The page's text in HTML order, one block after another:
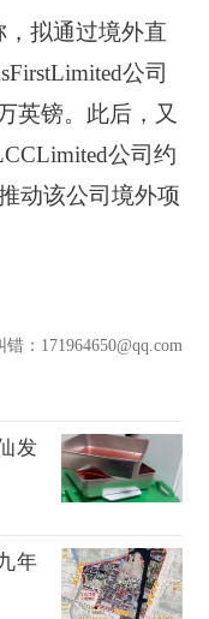
拟通过境外直
公司
英镑。此后，又
公司约
动该公司境外项
错：171964650@qq.com
发
年